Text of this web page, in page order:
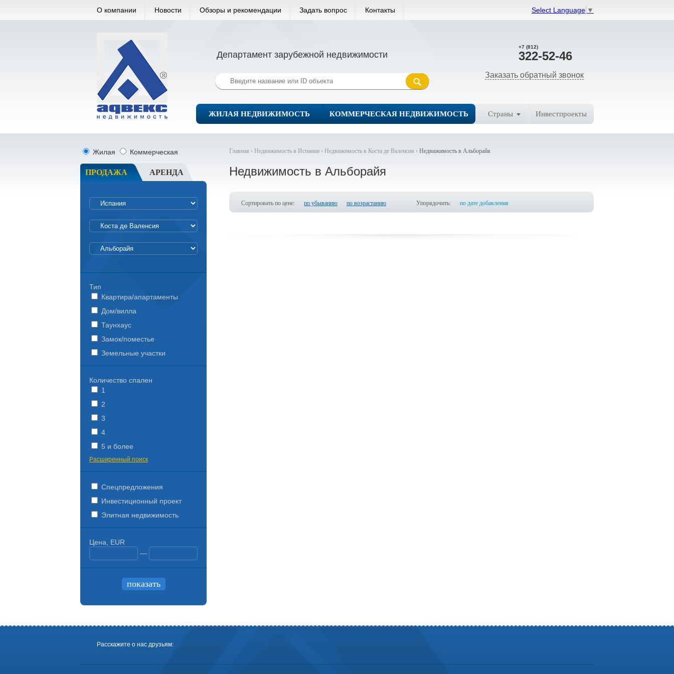
Select Language ▼
О компании Новости Обзоры и рекомендации Задать вопрос Контакты
+7 (812)
322-52-46
Заказать обратный звонок
Департамент зарубежной недвижимости
ЖИЛАЯ НЕДВИЖИМОСТЬ КОММЕРЧЕСКАЯ НЕДВИЖИМОСТЬ Страны Инвестпроекты
Главная › Недвижимость в Испании › Недвижимость в Коста де Валенсия › Недвижимость в Альборайя
Недвижимость в Альборайя
Сортировать по цене: по убыванию по возрастанию Упорядочить: по дате добавления
Жилая Коммерческая
ПРОДАЖА АРЕНДА
Тип
Квартира/апартаменты
Дом/вилла
Таунхаус
Замок/поместье
Земельные участки
Количество спален
1
2
3
4
5 и более
Расширенный поиск
Спецпредложения
Инвестиционный проект
Элитная недвижимость
Цена, EUR
—
Расскажите о нас друзьям: